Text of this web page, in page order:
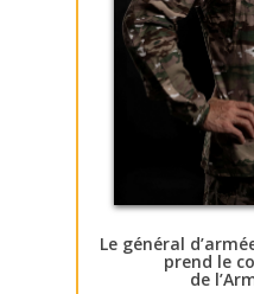
Le général
prend le
de